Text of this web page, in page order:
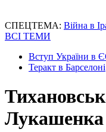
СПЕЦТЕМА: Війна в
ВСІ ТЕМИ
Вступ України в
Теракт в Барселоні
Лукашенка